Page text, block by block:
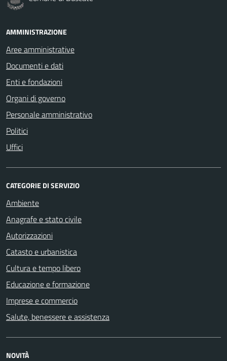
AMMINISTRAZIONE
Aree amministrative
Documenti e dati
Enti e fondazioni
Organi di governo
Personale amministrativo
Politici
Uffici
CATEGORIE DI SERVIZIO
Ambiente
Anagrafe e stato civile
Autorizzazioni
Catasto e urbanistica
Cultura e tempo libero
Educazione e formazione
Imprese e commercio
Salute, benessere e assistenza
NOVITÀ